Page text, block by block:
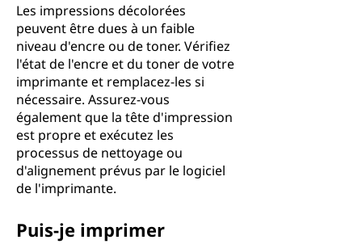
Les impressions décolorées
peuvent être dues à un faible
niveau d'encre ou de toner. Vérifiez
l'état de l'encre et du toner de votre
imprimante et remplacez-les si
nécessaire. Assurez-vous
également que la tête d'impression
est propre et exécutez les
processus de nettoyage ou
d'alignement prévus par le logiciel
de l'imprimante.
Puis-je imprimer